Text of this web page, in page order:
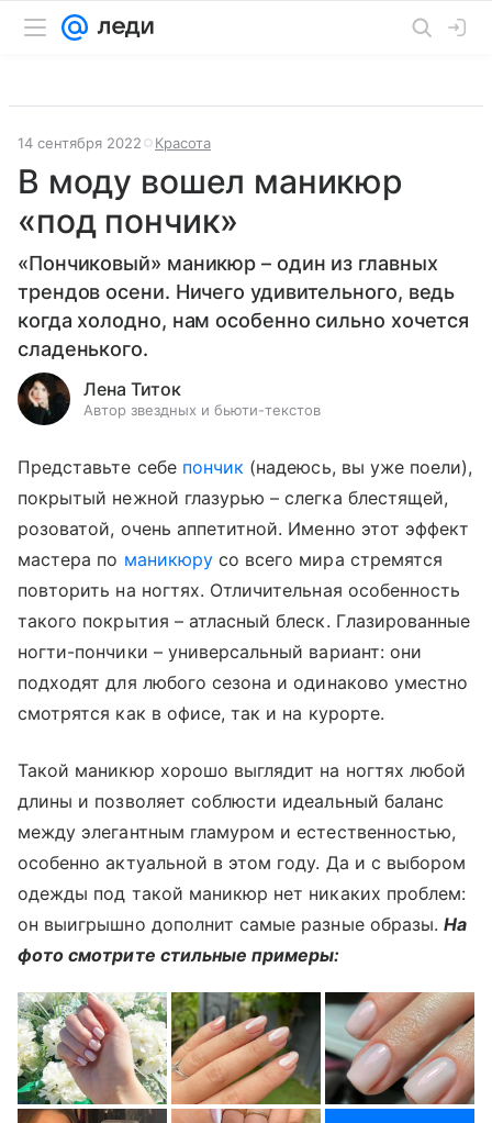
14 сентября 2022 Красота
В моду вошел маникюр
«под пончик»
«Пончиковый» маникюр – один из главных
трендов осени. Ничего удивительного, ведь
когда холодно, нам особенно сильно хочется
сладенького.
Лена Титок
Автор звездных и бьюти-текстов
Представьте себе пончик (надеюсь, вы уже поели),
покрытый нежной глазурью – слегка блестящей,
розоватой, очень аппетитной. Именно этот эффект
мастера по маникюрусо всего мира стремятся
повторить на ногтях. Отличительная особенность
такого покрытия – атласный блеск. Глазированные
ногти-пончики – универсальный вариант: они
подходят для любого сезона и одинаково уместно
смотрятся как в офисе, так и на курорте.
Такой маникюр хорошо выглядит на ногтях любой
длины и позволяет соблюсти идеальный баланс
между элегантным гламуром и естественностью,
особенно актуальной в этом году. Да и с выбором
одежды под такой маникюр нет никаких проблем:
он выигрышно дополнит самые разные образы.На
фото смотрите стильные примеры: